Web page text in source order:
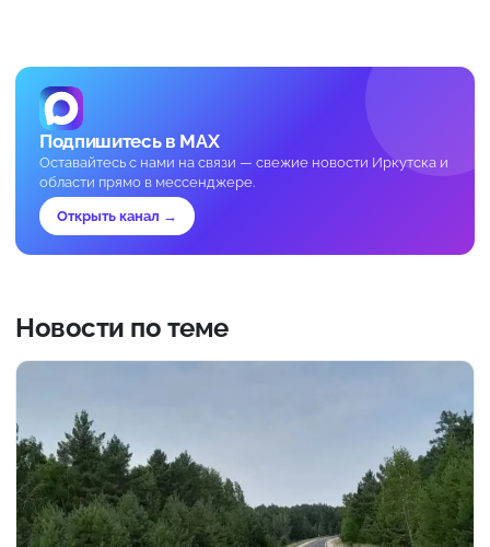
Подпишитесь в MAX
Оставайтесь с нами на связи — свежие новости Иркутска и
области прямо в мессенджере.
Открыть канал →
Новости по теме